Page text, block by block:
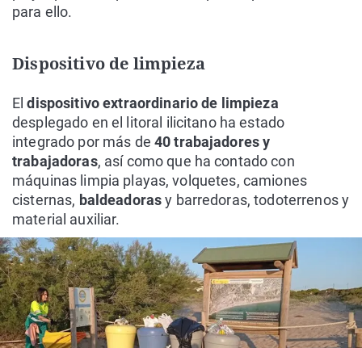
para ello.
Dispositivo de limpieza
Eldispositivo extraordinario de limpieza
desplegado en el litoral ilicitano ha estado
integrado por más de 40 trabajadores y
trabajadoras, así como que ha contado con
máquinas limpia playas, volquetes, camiones
cisternas, baldeadorasy barredoras, todoterrenos y
material auxiliar.